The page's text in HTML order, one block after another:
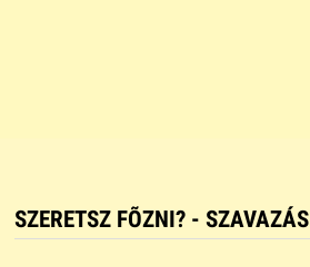
SZERETSZ FÕZNI? - SZAVAZÁS